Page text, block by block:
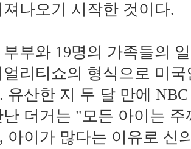
져나오기 시작한 것이다.
부부와 19명의 가족들의
얼리티쇼의 형식으로 미
유산한 지 두 달 만에
난 더거는 "모든 아이는
아이가 많다는 이유로 신